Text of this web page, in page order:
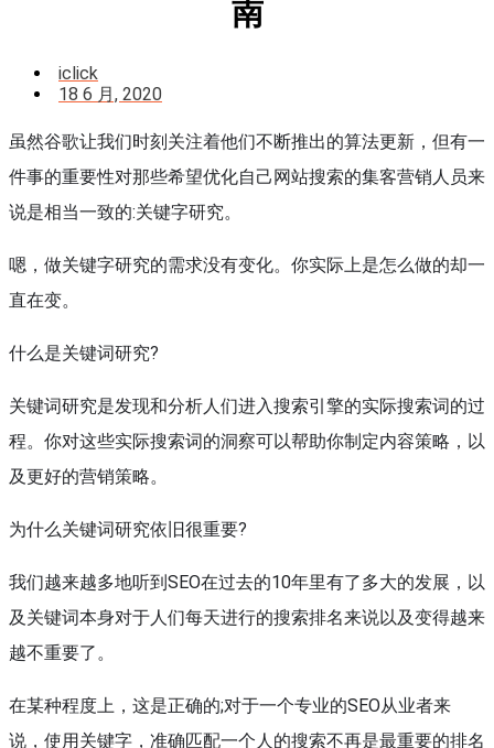
南
iclick
18 6 月, 2020
虽然谷歌让我们时刻关注着他们不断推出的算法更新，但有一
件事的重要性对那些希望优化自己网站搜索的集客营销人员来
说是相当一致的:关键字研究。
嗯，做关键字研究的需求没有变化。你实际上是怎么做的却一
直在变。
什么是关键词研究?
关键词研究是发现和分析人们进入搜索引擎的实际搜索词的过
程。你对这些实际搜索词的洞察可以帮助你制定内容策略，以
及更好的营销策略。
为什么关键词研究依旧很重要?
我们越来越多地听到SEO在过去的10年里有了多大的发展，以
及关键词本身对于人们每天进行的搜索排名来说以及变得越来
越不重要了。
在某种程度上，这是正确的;对于一个专业的SEO从业者来
说，使用关键字，准确匹配一个人的搜索不再是最重要的排名